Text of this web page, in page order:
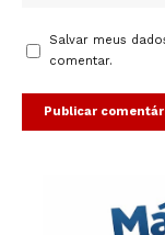
Salvar meus
comentar.